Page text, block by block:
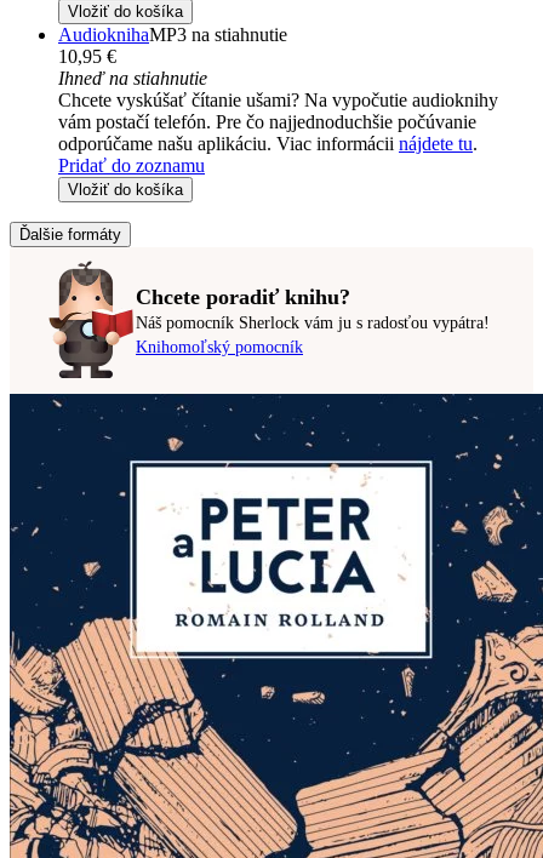
Vložiť do košíka
AudioknihaMP3 na stiahnutie
10,95 €
Ihneď na stiahnutie
Chcete vyskúšať čítanie ušami? Na vypočutie audioknihy
vám postačí telefón. Pre čo najjednoduchšie počúvanie
odporúčame našu aplikáciu. Viac informácii nájdete tu.
Pridať do zoznamu
Vložiť do košíka
Ďalšie formáty
Chcete poradiť knihu?
Náš pomocník Sherlock vám ju s radosťou vypátra!
Knihomoľský pomocník